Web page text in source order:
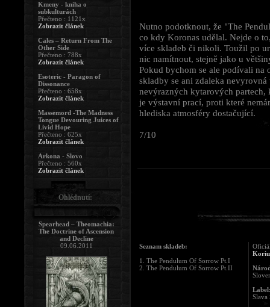
Nutno podotknout, že "The
co kdy Koronas udělal. Nejde o
více skladeb či nikoli. Toužil po
nic namítnout, stejně jako u
Pokud bychom se ale podívali
skladby se ani zdaleka
nevýrazných kytarových partech,
je výstavní prací, proti které
hlediska atmosféry dostačující.
7/10
Seznam skladeb:
1. The Pendulum Of Sorrow Pt.I
2. The Pendulum Of Sorrow Pt.II
Slava
Kmeny - kniha o
subkulturách
Přečteno : 1121x
Zobrazit článek
Cales – Return From The
Other Side
Přečteno : 788x
Zobrazit článek
Esoteric - Paragon of
Dissonance
Přečteno : 658x
Zobrazit článek
Massemord -The Madness
Tongue Devouring Juices of
Livid Hope
Přečteno : 625x
Zobrazit článek
Arkona - Slovo
Přečteno : 560x
Zobrazit článek
Ohlédnutí:
Spearhead – Theomachia:
The Doctrine of Ascension
and Decline
09.06.2011